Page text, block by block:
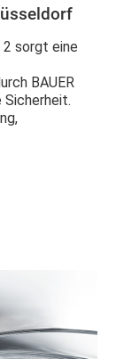
2 sorgt eine
BAUER
Sicherheit.